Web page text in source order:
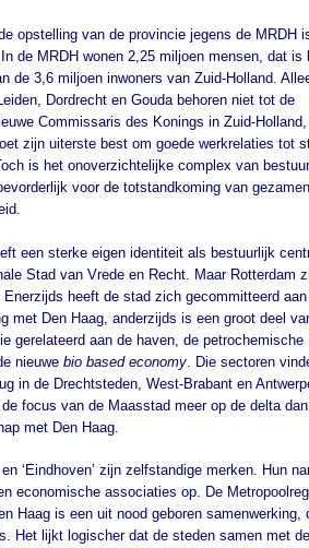
opstelling van de provincie jegens de MRDH
de MRDH wonen 2,25 miljoen mensen, dat is
de 3,6 miljoen inwoners van Zuid-Holland.
Dordrecht en Gouda behoren niet tot de
Commissaris des Konings in Zuid-Holland,
zijn uiterste best om goede werkrelaties tot
is het onoverzichtelijke complex van
voor de totstandkoming van
een sterke eigen identiteit als bestuurlijk
Stad van Vrede en Recht. Maar Rotterdam
Enerzijds heeft de stad zich gecommitteerd aan
met Den Haag, anderzijds is een groot deel
gerelateerd aan de haven, de petrochemische
nieuwe bio based economy. Die sectoren
in de Drechtsteden, West-Brabant en
focus van de Maasstad meer op de delta
met Den Haag.
en ‘Eindhoven’ zijn zelfstandige merken. Hun
economische associaties op. De
Haag is een uit nood geboren samenwerking,
Het lijkt logischer dat de steden samen met de